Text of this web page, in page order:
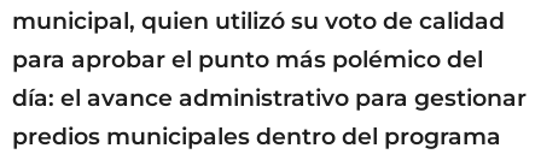
municipal, quien utilizó su voto de calidad
para aprobar el punto más polémico del
día: el avance administrativo para gestionar
predios municipales dentro del programa